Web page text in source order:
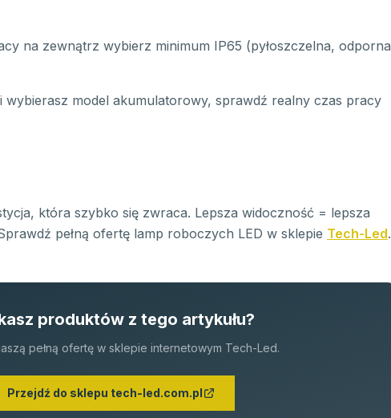
na zewnątrz wybierz minimum IP65 (pyłoszczelna, odporna
wybierasz model akumulatorowy, sprawdź realny czas pracy
która szybko się zwraca. Lepsza widoczność = lepsza
pełną ofertę lamp roboczych LED w sklepie Tech-Led.
produktów z tego artykułu?
pełną ofertę w sklepie internetowym Tech-Led.
Przejdź do sklepu tech-led.com.pl